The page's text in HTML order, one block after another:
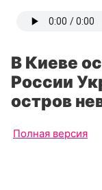
В Киеве
России
остров
Полная версия